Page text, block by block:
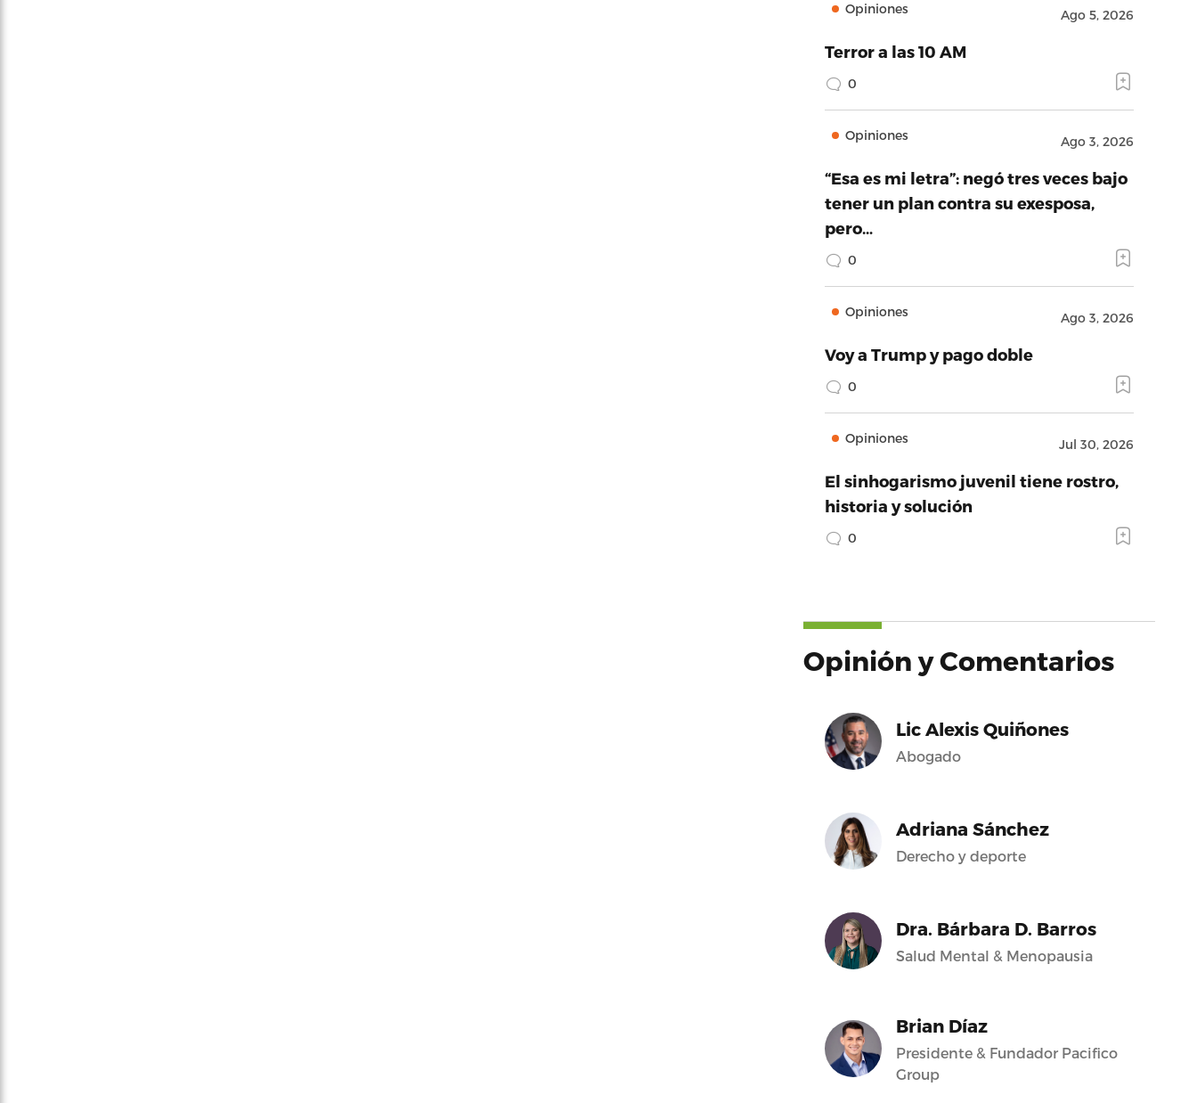
Opiniones Ago 5, 2026
Terror a las 10 AM
0
Opiniones Ago 3, 2026
“Esa es mi letra”: negó tres veces bajo
tener un plan contra su exesposa,
pero…
0
Opiniones Ago 3, 2026
Voy a Trump y pago doble
0
Opiniones Jul 30, 2026
El sinhogarismo juvenil tiene rostro,
historia y solución
0
Opinión y Comentarios
Lic Alexis Quiñones
Abogado
Adriana Sánchez
Derecho y deporte
Dra. Bárbara D. Barros
Salud Mental & Menopausia
Brian Díaz
Presidente & Fundador Pacifico
Group